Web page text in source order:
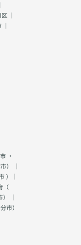
｜
｜
｜
・
） ｜
）｜
（
） ｜
市）